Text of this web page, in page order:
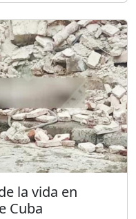
la vida en
Cuba